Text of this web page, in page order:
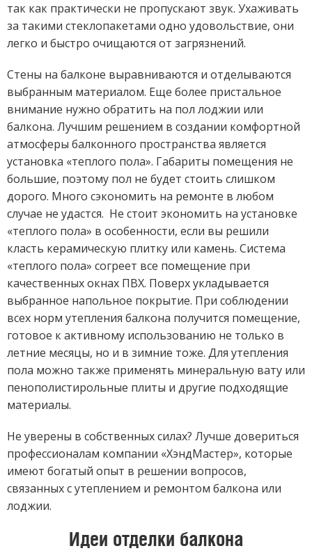
так как практически не пропускают звук. Ухаживать
за такими стеклопакетами одно удовольствие, они
легко и быстро очищаются от загрязнений.
Стены на балконе выравниваются и отделываются
выбранным материалом. Еще более пристальное
внимание нужно обратить на пол лоджии или
балкона. Лучшим решением в создании комфортной
атмосферы балконного пространства является
установка «теплого пола». Габариты помещения не
большие, поэтому пол не будет стоить слишком
дорого. Много сэкономить на ремонте в любом
случае не удастся. Не стоит экономить на установке
«теплого пола» в особенности, если вы решили
класть керамическую плитку или камень. Система
«теплого пола» согреет все помещение при
качественных окнах ПВХ. Поверх укладывается
выбранное напольное покрытие. При соблюдении
всех норм утепления балкона получится помещение,
готовое к активному использованию не только в
летние месяцы, но и в зимние тоже. Для утепления
пола можно также применять минеральную вату или
пенополистирольные плиты и другие подходящие
материалы.
Не уверены в собственных силах? Лучше довериться
профессионалам компании «ХэндМастер», которые
имеют богатый опыт в решении вопросов,
связанных с утеплением и ремонтом балкона или
лоджии.
Идеи отделки балкона